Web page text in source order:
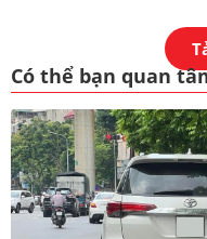
Có thể bạn quan